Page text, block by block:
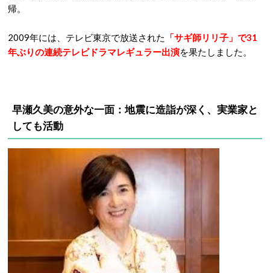
帰。
2009年には、テレビ東京で放送された
「サギ師リリ子」で31
年ぶりの連続テレビドラマレギュラー出演を果たしました。
早瀬久美の意外な一面：地震に造詣が深く、実業家と
しても活動